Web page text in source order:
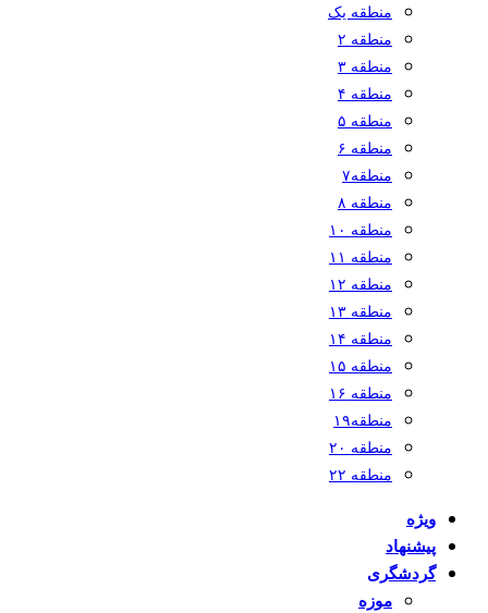
منطقه یک
منطقه ۲
منطقه ۳
منطقه ۴
منطقه ۵
منطقه ۶
منطقه۷
منطقه ۸
منطقه ۱۰
منطقه ۱۱
منطقه ۱۲
منطقه ۱۳
منطقه ۱۴
منطقه ۱۵
منطقه ۱۶
منطقه۱۹
منطقه ۲۰
منطقه ۲۲
ویژه
پیشنهاد
گردشگری
موزه